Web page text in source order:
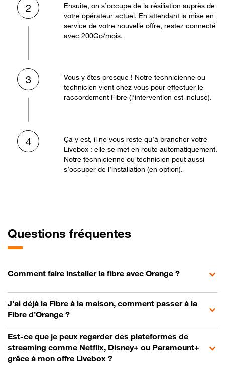
2
Ensuite, on s’occupe de la résiliation auprès de
votre opérateur actuel. En attendant la mise en
service de votre nouvelle offre, restez connecté
avec 200Go/mois.
3
Vous y êtes presque ! Notre technicienne ou
technicien vient chez vous pour effectuer le
raccordement Fibre (l’intervention est incluse).
4
Ça y est, il ne vous reste qu’à brancher votre
Livebox : elle se met en route automatiquement.
Notre technicienne ou technicien peut aussi
s’occuper de l’installation (en option).
Questions fréquentes
Comment faire installer la fibre avec Orange ?
J’ai déjà la Fibre à la maison, comment passer à la
Fibre d’Orange ?
Est-ce que je peux regarder des plateformes de
streaming comme Netflix, Disney+ ou Paramount+
grâce à mon offre Livebox ?